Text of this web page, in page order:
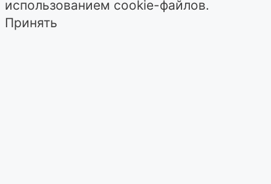
использованием cookie-файлов.
Принять